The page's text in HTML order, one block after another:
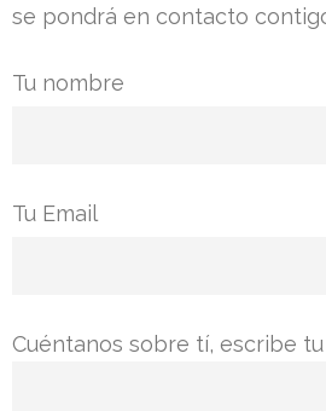
se pondrá en contacto
Tu nombre
Tu Email
Cuéntanos sobre tí, escribe tu